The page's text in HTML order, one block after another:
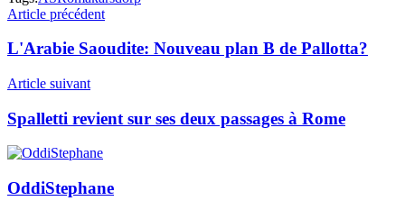
Article précédent
L'Arabie Saoudite: Nouveau plan B de Pallotta?
Article suivant
Spalletti revient sur ses deux passages à Rome
OddiStephane